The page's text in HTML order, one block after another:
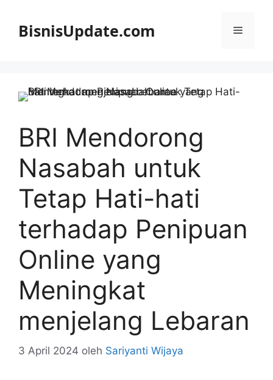
BisnisUpdate.com Menu
BRI Mendorong
Nasabah untuk
Tetap Hati-hati
terhadap Penipuan
Online yang
Meningkat
menjelang Lebaran
3 April 2024 oleh Sariyanti Wijaya